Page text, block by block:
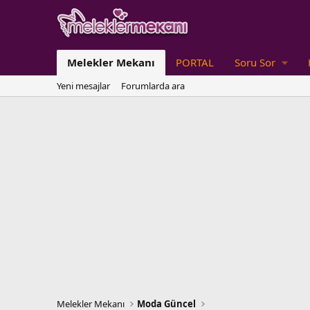
Melekler Mekanı PORTAL Soru Sor
Yeni mesajlar Forumlarda ara
Melekler Mekanı Moda Güncel